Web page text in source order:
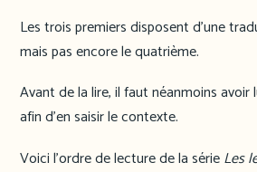
Les trois premiers disposent d’une
mais pas encore le quatrième.
Avant de la lire, il faut néanmoins avoir
afin d’en saisir le contexte.
Voici l’ordre de lecture de la sérieLes